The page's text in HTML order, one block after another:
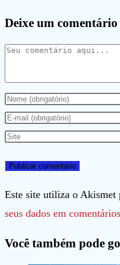
Deixe um comentário
Comentário
Digite
seu
nome
nome
de
usuário
comentar
Digite
seu
de
e-
mail
comentar
Digite
URL
do
seu
(opcional)
Este site utiliza o Akismet
seus dados em
Você também pode